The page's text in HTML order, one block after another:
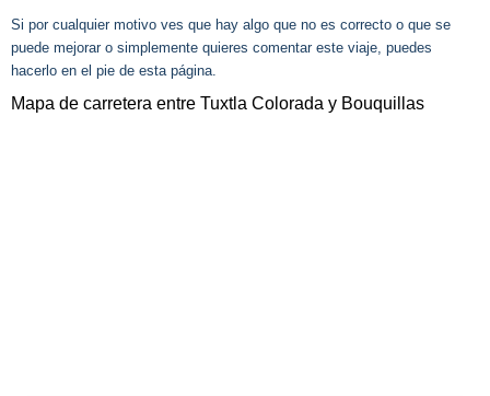
Si por cualquier motivo ves que hay algo que no es correcto o que se
puede mejorar o simplemente quieres comentar este viaje, puedes
hacerlo en el pie de esta página.
Mapa de carretera entre Tuxtla Colorada y Bouquillas